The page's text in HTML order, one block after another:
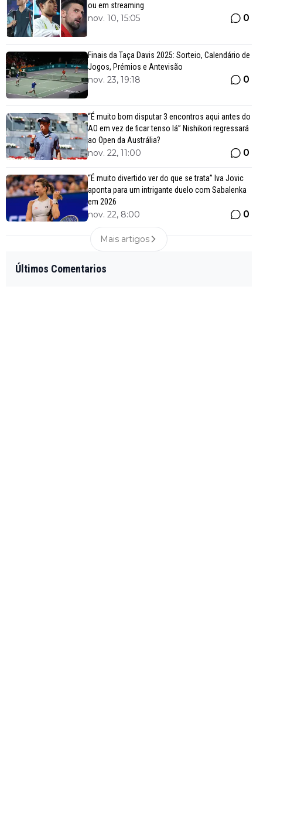
ou em streaming
nov. 10, 15:05 0
Finais da Taça Davis 2025: Sorteio, Calendário de
Jogos, Prémios e Antevisão
nov. 23, 19:18 0
“É muito bom disputar 3 encontros aqui antes do
AO em vez de ficar tenso lá” Nishikori regressará
ao Open da Austrália?
nov. 22, 11:00 0
“É muito divertido ver do que se trata” Iva Jovic
aponta para um intrigante duelo com Sabalenka
em 2026
nov. 22, 8:00 0
Mais artigos
Últimos Comentarios